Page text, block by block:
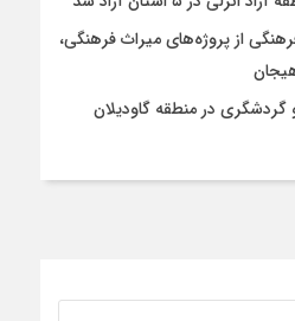
از پروژه‌های میراث فرهنگی،
در منطقه گاودیلان